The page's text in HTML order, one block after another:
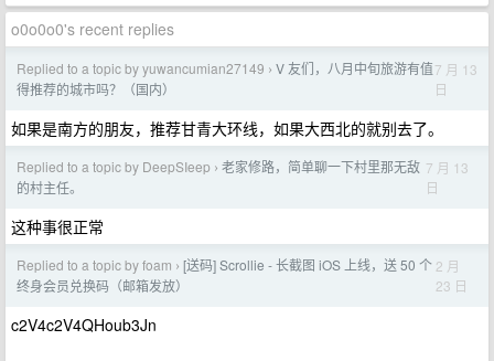
o0o0o0's recent replies
Replied to a topic by yuwancumian27149 › V 友们，八月中旬旅游有值
得推荐的城市吗？（国内）
7 月 13
日
如果是南方的朋友，推荐甘青大环线，如果大西北的就别去了。
Replied to a topic by DeepSIeep › 老家修路，简单聊一下村里那无敌
的村主任。
7 月 13
日
这种事很正常
Replied to a topic by foam › [送码] Scrollie - 长截图 iOS 上线，送 50 个
终身会员兑换码（邮箱发放）
2 月
23 日
c2V4c2V4QHoub3Jn